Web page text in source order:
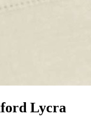
Lycra